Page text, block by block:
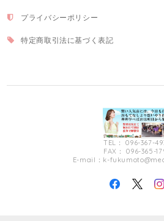
プライバシーポリシー
特定商取引法に基づく表記
TEL： 096-367-
FAX： 096-365-
E-mail： k-